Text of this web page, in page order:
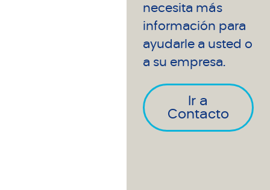
necesita más
información para
ayudarle a usted o
a su empresa.
Ir a
Contacto